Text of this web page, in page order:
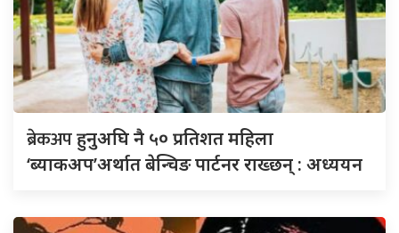
ब्रेकअपहुनुअघि नै ५० प्रतिशत महिला
‘ब्याकअप’अर्थात बेन्चिङ पार्टनर राख्छन् : अध्ययन